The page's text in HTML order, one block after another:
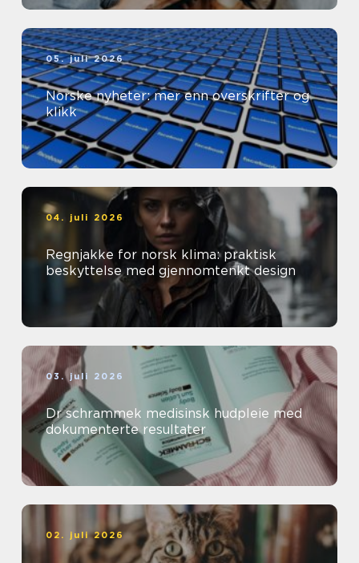
05. juli 2026
Norske nyheter: mer enn overskrifter og
klikk
04. juli 2026
Regnjakke for norsk klima: praktisk
beskyttelse med gjennomtenkt design
03. juli 2026
Dr schrammek medisinsk hudpleie med
dokumenterte resultater
02. juli 2026